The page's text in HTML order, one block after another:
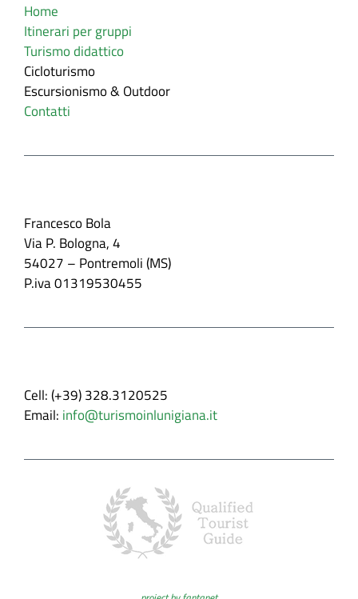
Home
Itinerari per gruppi
Turismo didattico
Cicloturismo
Escursionismo & Outdoor
Contatti
Francesco Bola
Via P. Bologna, 4
54027 – Pontremoli (MS)
P.iva 01319530455
Cell: (+39) 328.3120525
Email: info@turismoinlunigiana.it